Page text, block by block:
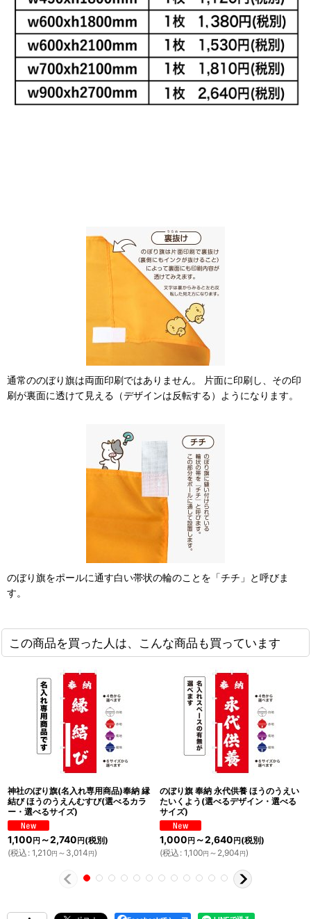
通常ののぼり旗は両面印刷ではありません。 片面に印刷し、その印
刷が裏面に透けて見える（デザインは反転する）ようになります。
のぼり旗をポールに通す白い帯状の輪のことを「チチ」と呼びま
す。
この商品を買った人は、こんな商品も買っています
神社のぼり旗(名入れ専用商品)奉納 縁
結び ほうのうえんむすび(選べるカラ
ー・選べるサイズ)
1,100 円 ～2,740 円 (税別)
(税込 : 1,210円 ～3,014円)
のぼり旗 奉納 永代供養 ほうのうえい
たいくよう(選べるデザイン・選べる
サイズ)
1,000 円 ～2,640 円 (税別)
(税込 : 1,100円 ～2,904円)